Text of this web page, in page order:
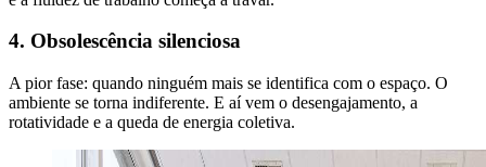
4. Obsolescência silenciosa
A pior fase: quando ninguém mais se identifica com o espaço. O
ambiente se torna indiferente. E aí vem o desengajamento, a
rotatividade e a queda de energia coletiva.